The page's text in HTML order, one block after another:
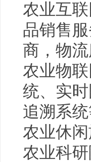
农业互
品销售
商，物
农业物
统、实
追溯系
农业休
农业科